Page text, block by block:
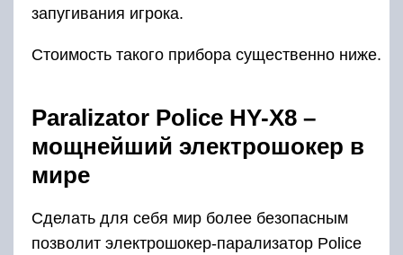
запугивания игрока.
Стоимость такого прибора существенно ниже.
Paralizator Police HY-X8 –
мощнейший электрошокер в
мире
Сделать для себя мир более безопасным
позволит электрошокер-парализатор Police